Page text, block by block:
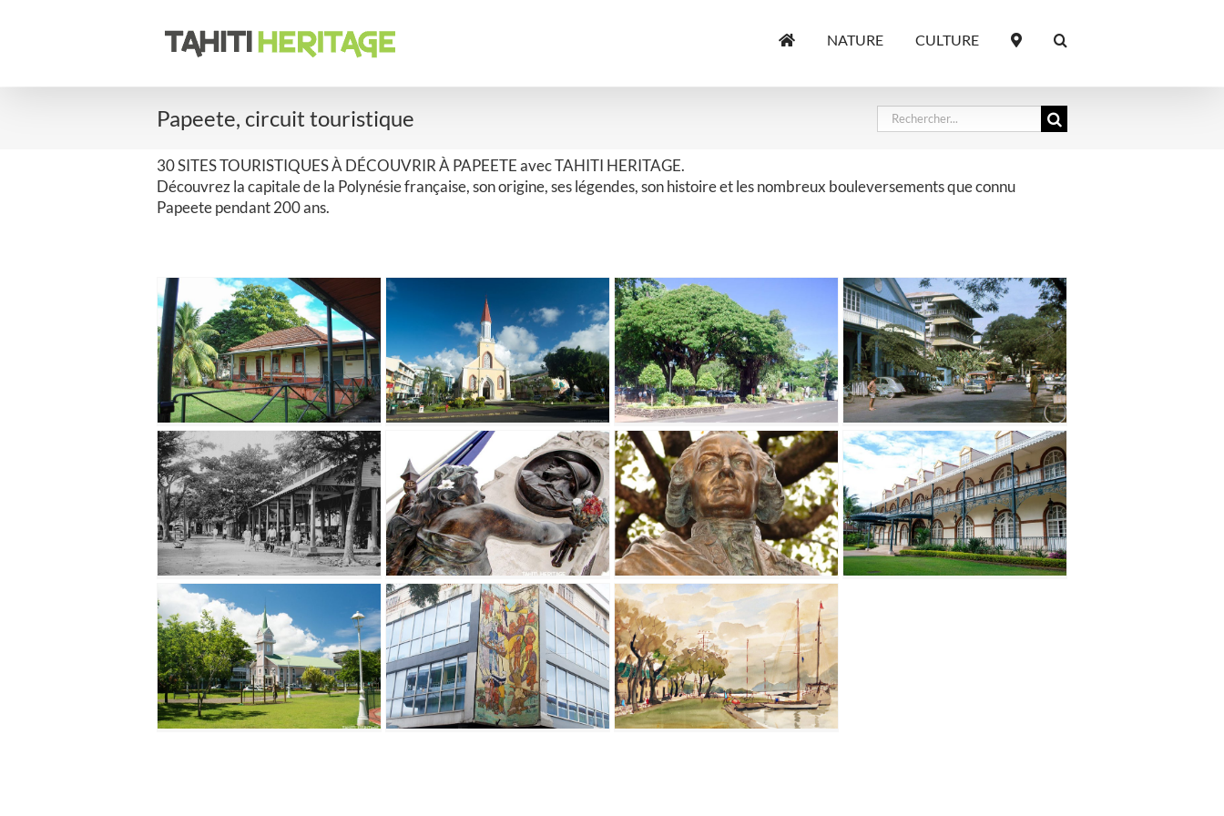
NATURE CULTURE
Papeete, circuit touristique Rechercher:
30 SITES TOURISTIQUES À DÉCOUVRIR À PAPEETE avec TAHITI HERITAGE.
Découvrez la capitale de la Polynésie française, son origine, ses légendes, son histoire et les nombreux bouleversements que connu
Papeete pendant 200 ans.
Papeete d’antan : l’ancien
hôpital colonial Vaiami de
Tahiti
Cathédrale Notre-Dame de
Papeete
Banian de Gauguin de la place
Tarahoi à Papeete
Papeete d’antan : Matisse et
l’hôtel Stuart
Tahiti d’antan : Promenade
autour du marché de Papeete
Monument aux morts pour la
France – Papeete
Buste du navigateur
Bougainville – Papeete
Présidence du Gouvernement de
la Polynésie française – Papeete
Temple protestant Siloama de
Paofai à Papeete
Fresque sur l’histoire de La
Bounty, Papeete
Ancien Commandement de la
Marine nationale – Papeete